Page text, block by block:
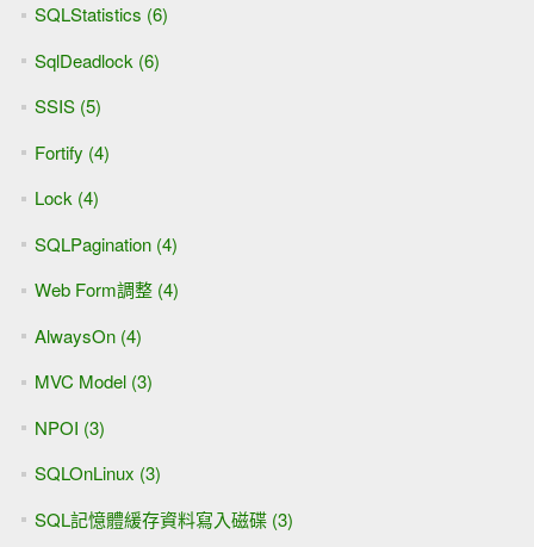
SQLStatistics (6)
SqlDeadlock (6)
SSIS (5)
Fortify (4)
Lock (4)
SQLPagination (4)
Web Form調整 (4)
AlwaysOn (4)
MVC Model (3)
NPOI (3)
SQLOnLinux (3)
SQL記憶體緩存資料寫入磁碟 (3)